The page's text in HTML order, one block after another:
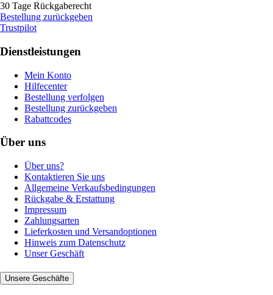
30 Tage Rückgaberecht
Bestellung zurückgeben
Trustpilot
Dienstleistungen
Mein Konto
Hilfecenter
Bestellung verfolgen
Bestellung zurückgeben
Rabattcodes
Über uns
Über uns?
Kontaktieren Sie uns
Allgemeine Verkaufsbedingungen
Rückgabe & Erstattung
Impressum
Zahlungsarten
Lieferkosten und Versandoptionen
Hinweis zum Datenschutz
Unser Geschäft
Unsere Geschäfte